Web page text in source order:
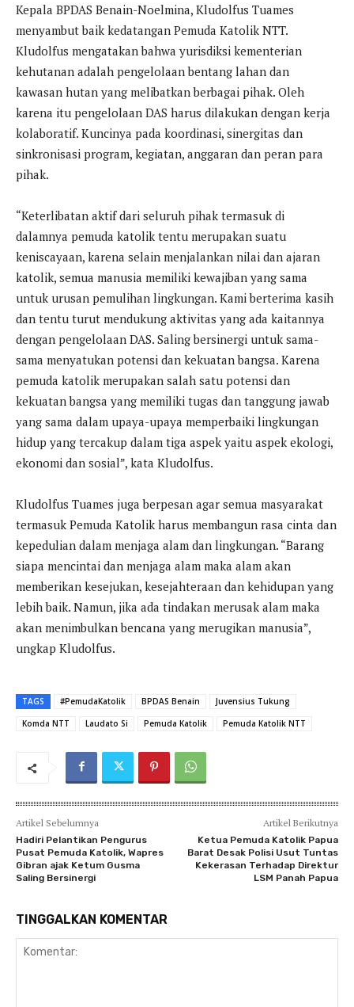
Kepala BPDAS Benain-Noelmina, Kludolfus Tuames
menyambut baik kedatangan Pemuda Katolik NTT.
Kludolfus mengatakan bahwa yurisdiksi kementerian
kehutanan adalah pengelolaan bentang lahan dan
kawasan hutan yang melibatkan berbagai pihak. Oleh
karena itu pengelolaan DAS harus dilakukan dengan kerja
kolaboratif. Kuncinya pada koordinasi, sinergitas dan
sinkronisasi program, kegiatan, anggaran dan peran para
pihak.
“Keterlibatan aktif dari seluruh pihak termasuk di
dalamnya pemuda katolik tentu merupakan suatu
keniscayaan, karena selain menjalankan nilai dan ajaran
katolik, semua manusia memiliki kewajiban yang sama
untuk urusan pemulihan lingkungan. Kami berterima kasih
dan tentu turut mendukung aktivitas yang ada kaitannya
dengan pengelolaan DAS. Saling bersinergi untuk sama-
sama menyatukan potensi dan kekuatan bangsa. Karena
pemuda katolik merupakan salah satu potensi dan
kekuatan bangsa yang memiliki tugas dan tanggung jawab
yang sama dalam upaya-upaya memperbaiki lingkungan
hidup yang tercakup dalam tiga aspek yaitu aspek ekologi,
ekonomi dan sosial”, kata Kludolfus.
Kludolfus Tuames juga berpesan agar semua masyarakat
termasuk Pemuda Katolik harus membangun rasa cinta dan
kepedulian dalam menjaga alam dan lingkungan. “Barang
siapa mencintai dan menjaga alam maka alam akan
memberikan kesejukan, kesejahteraan dan kehidupan yang
lebih baik. Namun, jika ada tindakan merusak alam maka
akan menimbulkan bencana yang merugikan manusia”,
ungkap Kludolfus.
TAGS #PemudaKatolik BPDAS Benain
Juvensius Tukung
Komda NTT
Laudato Si Pemuda Katolik Pemuda Katolik NTT
Artikel Sebelumnya
Hadiri Pelantikan Pengurus
Pusat Pemuda Katolik, Wapres
Gibran ajak Ketum Gusma
Saling Bersinergi
Artikel Berikutnya
Ketua Pemuda Katolik Papua
Barat Desak Polisi Usut Tuntas
Kekerasan Terhadap Direktur
LSM Panah Papua
TINGGALKAN KOMENTAR